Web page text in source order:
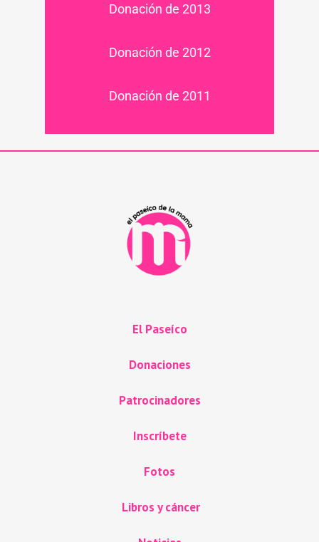
Donación de 2013
Donación de 2012
Donación de 2011
El Paseíco
Donaciones
Patrocinadores
Inscríbete
Fotos
Libros y cáncer